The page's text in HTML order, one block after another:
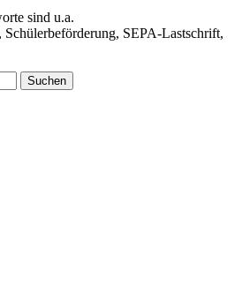
sind u.a.
SEPA-Lastschrift,
Suchen